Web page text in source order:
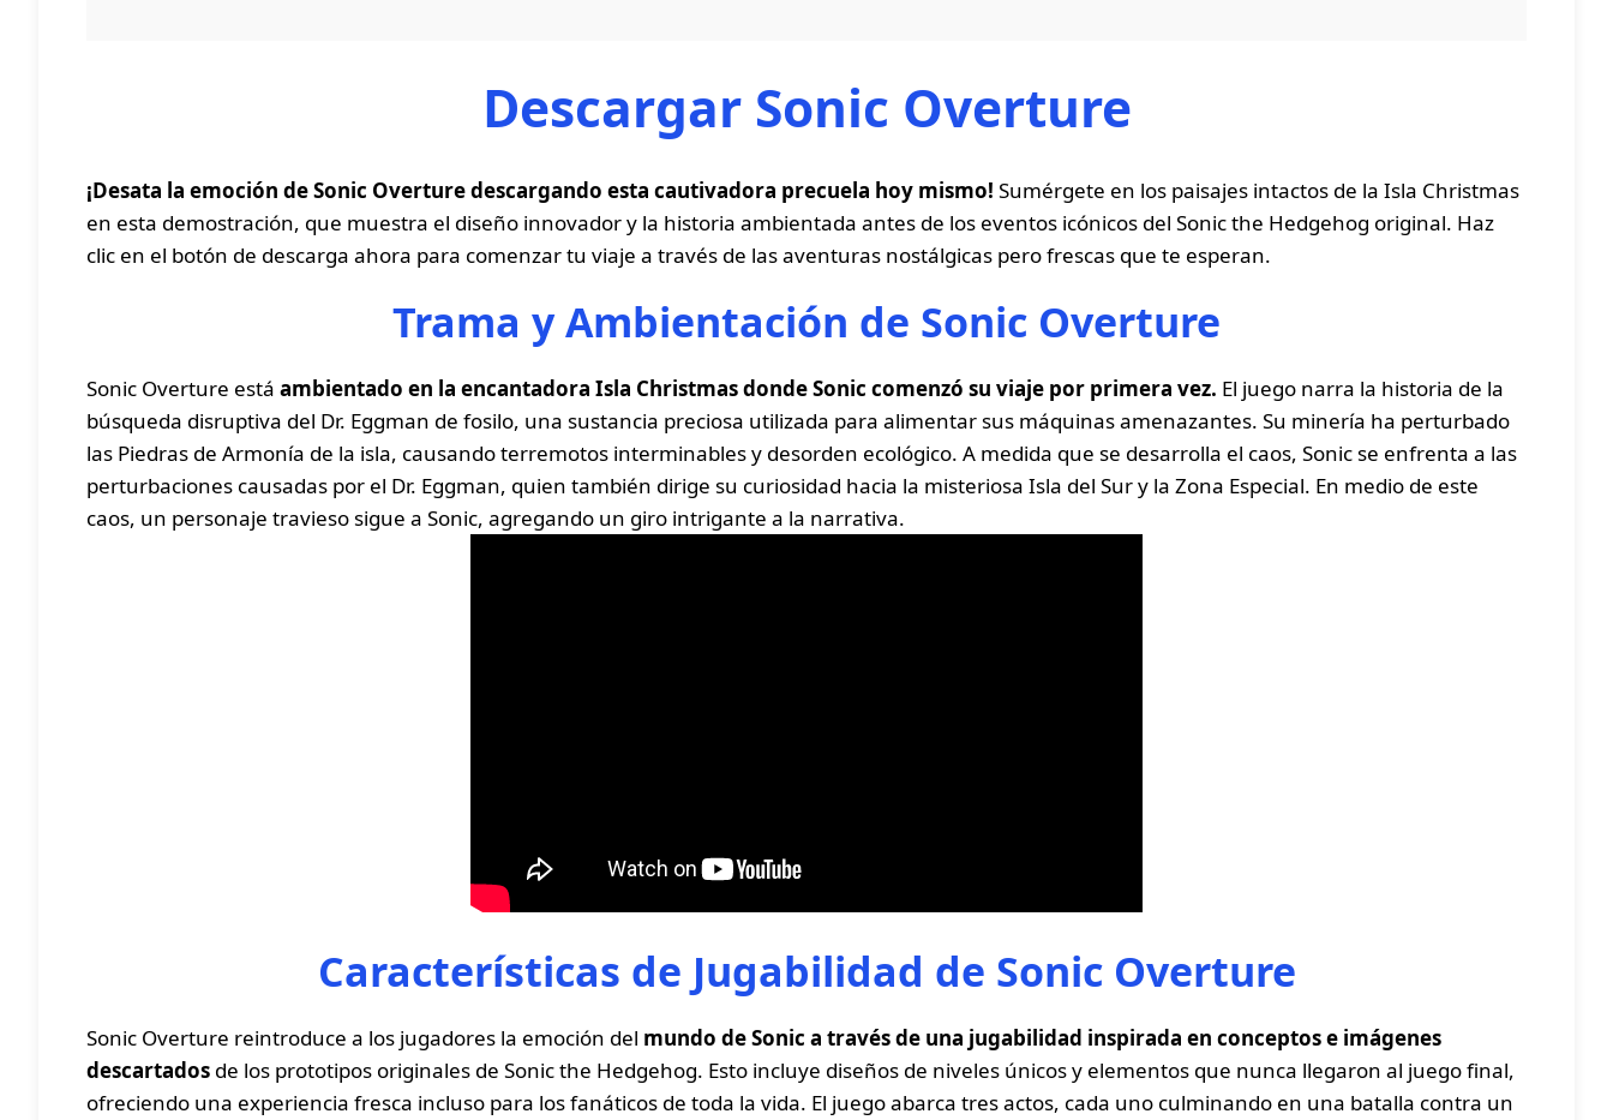
Descargar Sonic Overture
¡Desata la emoción de Sonic Overture descargando esta cautivadora precuela hoy mismo! Sumérgete en los paisajes intactos de la Isla Christmas
en esta demostración, que muestra el diseño innovador y la historia ambientada antes de los eventos icónicos del Sonic the Hedgehog original. Haz
clic en el botón de descarga ahora para comenzar tu viaje a través de las aventuras nostálgicas pero frescas que te esperan.
Trama y Ambientación de Sonic Overture
Sonic Overture está ambientado en la encantadora Isla Christmas donde Sonic comenzó su viaje por primera vez. El juego narra la historia de la
búsqueda disruptiva del Dr. Eggman de fosilo, una sustancia preciosa utilizada para alimentar sus máquinas amenazantes. Su minería ha perturbado
las Piedras de Armonía de la isla, causando terremotos interminables y desorden ecológico. A medida que se desarrolla el caos, Sonic se enfrenta a las
perturbaciones causadas por el Dr. Eggman, quien también dirige su curiosidad hacia la misteriosa Isla del Sur y la Zona Especial. En medio de este
caos, un personaje travieso sigue a Sonic, agregando un giro intrigante a la narrativa.
Características de Jugabilidad de Sonic Overture
Sonic Overture reintroduce a los jugadores la emoción del mundo de Sonic a través de una jugabilidad inspirada en conceptos e imágenes
descartados de los prototipos originales de Sonic the Hedgehog. Esto incluye diseños de niveles únicos y elementos que nunca llegaron al juego final,
ofreciendo una experiencia fresca incluso para los fanáticos de toda la vida. El juego abarca tres actos, cada uno culminando en una batalla contra un